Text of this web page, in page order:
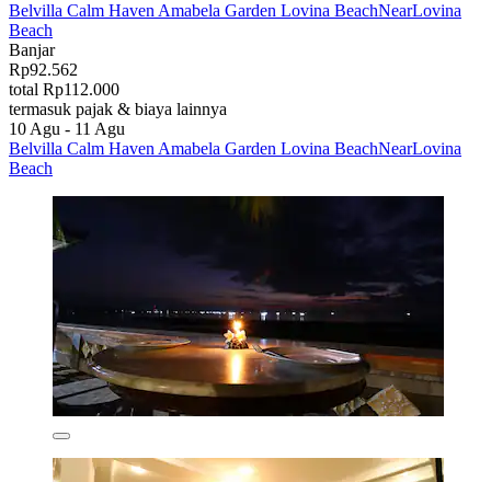
Belvilla Calm Haven Amabela Garden Lovina BeachNearLovina
Beach
Banjar
Rp92.562
total Rp112.000
termasuk pajak & biaya lainnya
10 Agu - 11 Agu
Belvilla Calm Haven Amabela Garden Lovina BeachNearLovina
Beach